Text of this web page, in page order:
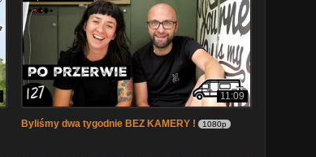
11:09
Byliśmy dwa tygodnie BEZ KAMERY ! 1080p